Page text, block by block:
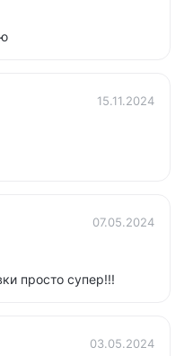
15.11.2024
07.05.2024
просто супер!!!
03.05.2024